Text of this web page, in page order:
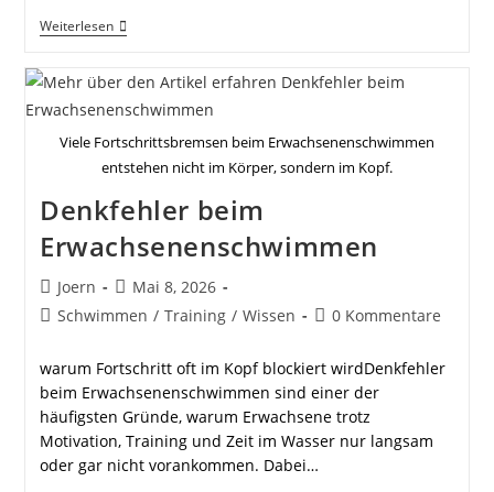
WeiterlesenWie
Lange
Schwimmen
Viele Fortschrittsbremsen beim Erwachsenenschwimmen
entstehen nicht im Körper, sondern im Kopf.
Denkfehler beim
Erwachsenenschwimmen
Beitrags-
Autor:
Joern
Beitrag
veröffentlicht:
Mai 8, 2026
Beitrags-
Schwimmen / Training / Wissen
Beitrags-
0 Kommentare
warum Fortschritt oft im Kopf blockiert wirdDenkfehler
beim Erwachsenenschwimmen sind einer der
häufigsten Gründe, warum Erwachsene trotz
Motivation, Training und Zeit im Wasser nur langsam
oder gar nicht vorankommen. Dabei…